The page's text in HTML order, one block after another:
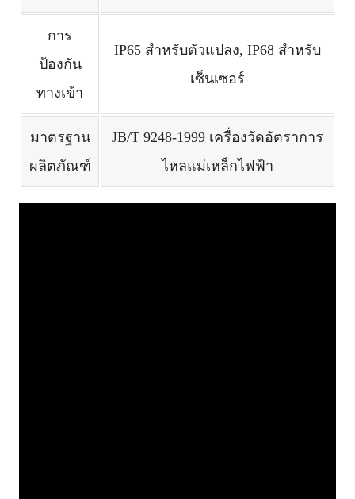
การ
ป้องกัน
ทางเข้า
IP65 สำหรับตัวแปลง, IP68 สำหรับ
เซ็นเซอร์
มาตรฐาน
ผลิตภัณฑ์
JB/T 9248-1999 เครื่องวัดอัตราการ
ไหลแม่เหล็กไฟฟ้า